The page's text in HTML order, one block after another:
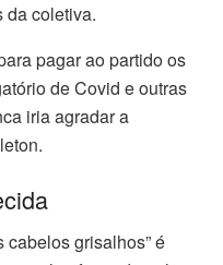
da coletiva.
pagar ao partido os
de Covid e outras
iria agradar a
cabelos grisalhos” é